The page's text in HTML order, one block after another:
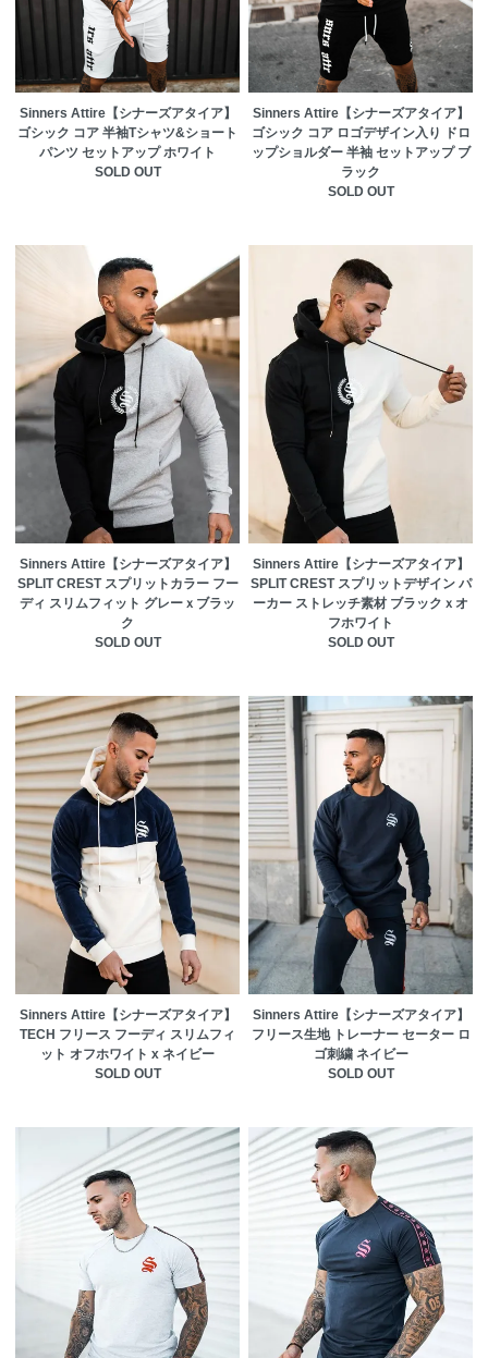
Sinners Attire【シナーズアタイア】
ゴシック コア 半袖Tシャツ&ショート
パンツ セットアップ ホワイト
SOLD OUT
Sinners Attire【シナーズアタイア】
ゴシック コア ロゴデザイン入り ドロ
ップショルダー 半袖 セットアップ ブ
ラック
SOLD OUT
Sinners Attire【シナーズアタイア】
SPLIT CREST スプリットカラー フー
ディ スリムフィット グレーｘブラッ
ク
SOLD OUT
Sinners Attire【シナーズアタイア】
SPLIT CREST スプリットデザイン パ
ーカー ストレッチ素材 ブラックｘオ
フホワイト
SOLD OUT
Sinners Attire【シナーズアタイア】
TECH フリース フーディ スリムフィ
ット オフホワイト x ネイビー
SOLD OUT
Sinners Attire【シナーズアタイア】
フリース生地 トレーナー セーター ロ
ゴ刺繍 ネイビー
SOLD OUT